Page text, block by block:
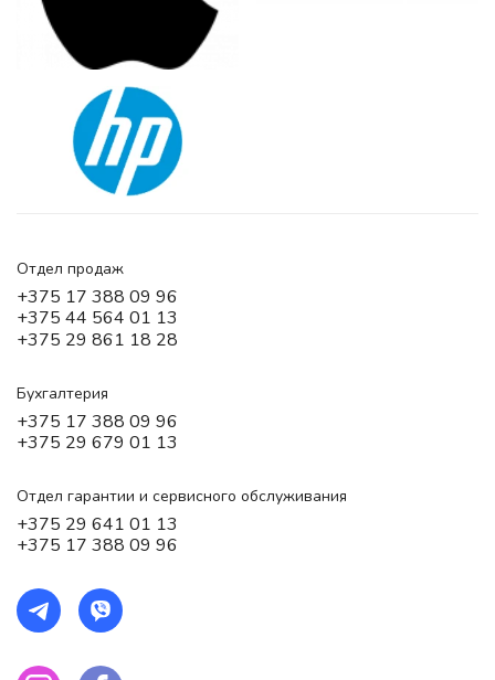
Отдел продаж
+375 17 388 09 96
+375 44 564 01 13
+375 29 861 18 28
Бухгалтерия
+375 17 388 09 96
+375 29 679 01 13
Отдел гарантии и сервисного обслуживания
+375 29 641 01 13
+375 17 388 09 96